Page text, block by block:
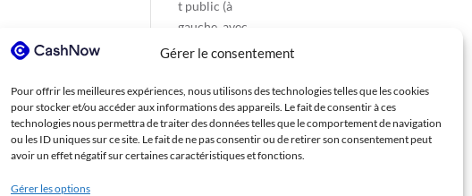
Gérer le consentement
Pour offrir les meilleures expériences, nous utilisons des technologies telles que les cookies
pour stocker et/ou accéder aux informations des appareils. Le fait de consentir à ces
technologies nous permettra de traiter des données telles que le comportement de navigation
ou les ID uniques sur ce site. Le fait de ne pas consentir ou de retirer son consentement peut
avoir un effet négatif sur certaines caractéristiques et fonctions.
Gérer les options